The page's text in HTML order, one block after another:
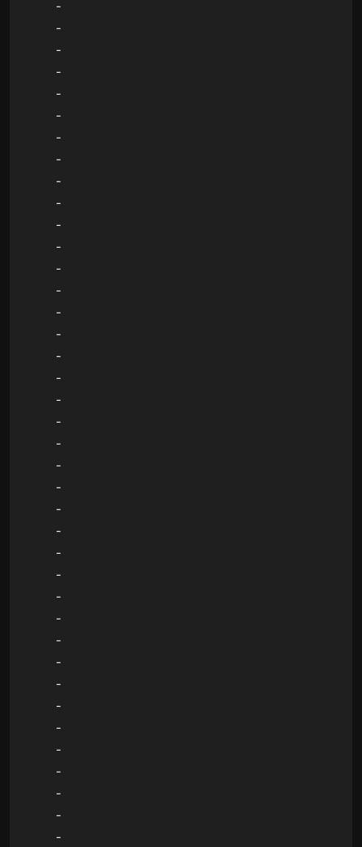
-
-
-
-
-
-
-
-
-
-
-
-
-
-
-
-
-
-
-
-
-
-
-
-
-
-
-
-
-
-
-
-
-
-
-
-
-
-
-